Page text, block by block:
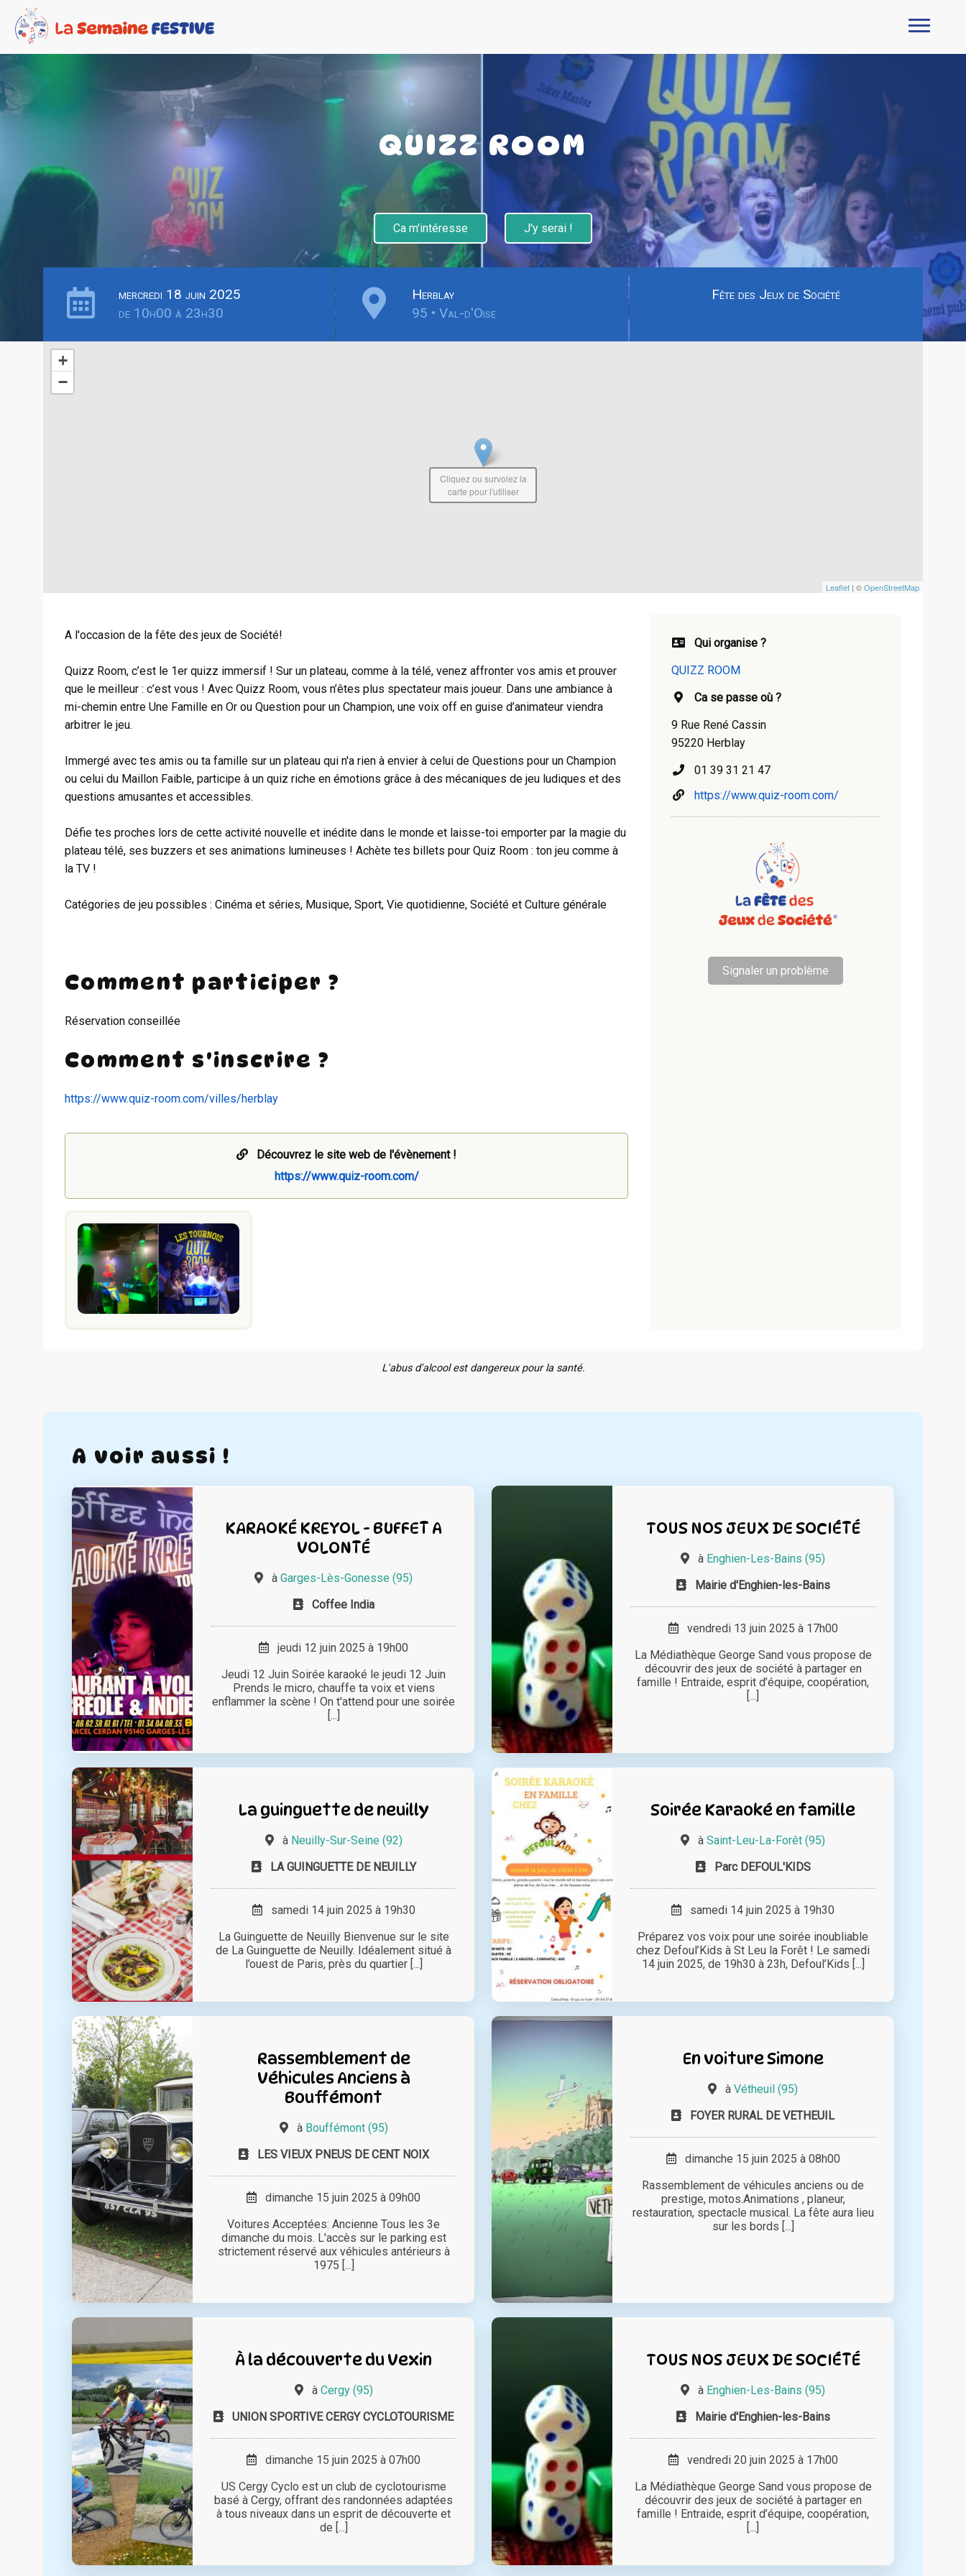
QUIZZ ROOM
Ca m'intéresse J'y serai !
mercredi 18 juin 2025
de 10h00 à 23h30
Herblay
95 • Val-d'Oise
Fête des Jeux de Société
+
−
Leaflet | ©OpenStreetMap
Cliquez ou survolez la
carte pour l'utiliser
A l'occasion de la fête des jeux de Société!
Quizz Room, c’est le 1er quizz immersif ! Sur un plateau, comme à la télé, venez affronter vos amis et prouver
que le meilleur : c’est vous ! Avec Quizz Room, vous n’êtes plus spectateur mais joueur. Dans une ambiance à
mi-chemin entre Une Famille en Or ou Question pour un Champion, une voix off en guise d’animateur viendra
arbitrer le jeu.
Immergé avec tes amis ou ta famille sur un plateau qui n'a rien à envier à celui de Questions pour un Champion
ou celui du Maillon Faible, participe à un quiz riche en émotions grâce à des mécaniques de jeu ludiques et des
questions amusantes et accessibles.
Défie tes proches lors de cette activité nouvelle et inédite dans le monde et laisse-toi emporter par la magie du
plateau télé, ses buzzers et ses animations lumineuses ! Achète tes billets pour Quiz Room : ton jeu comme à
la TV !
Catégories de jeu possibles : Cinéma et séries, Musique, Sport, Vie quotidienne, Société et Culture générale
Comment participer ?
Réservation conseillée
Comment s'inscrire ?
https://www.quiz-room.com/villes/herblay
Découvrez le site web de l'évènement !
https://www.quiz-room.com/
Qui organise ?
QUIZZ ROOM
Ca se passe où ?
9 Rue René Cassin
95220 Herblay
01 39 31 21 47
https://www.quiz-room.com/
Signaler un problème
L'abus d'alcool est dangereux pour la santé.
A voir aussi !
KARAOKÉ KREYOL - BUFFET A
VOLONTÉ
àGarges-Lès-Gonesse (95)
Coffee India
jeudi 12 juin 2025 à 19h00
Jeudi 12 Juin Soirée karaoké le jeudi 12 Juin
Prends le micro, chauffe ta voix et viens
enflammer la scène ! On t'attend pour une soirée
[...]
TOUS NOS JEUX DE SOCIÉTÉ
à Enghien-Les-Bains (95)
Mairie d'Enghien-les-Bains
vendredi 13 juin 2025 à 17h00
La Médiathèque George Sand vous propose de
découvrir des jeux de société à partager en
famille ! Entraide, esprit d’équipe, coopération,
[...]
La guinguette de neuilly
à Neuilly-Sur-Seine (92)
LA GUINGUETTE DE NEUILLY
samedi 14 juin 2025 à 19h30
La Guinguette de Neuilly Bienvenue sur le site
de La Guinguette de Neuilly. Idéalement situé à
l’ouest de Paris, près du quartier [...]
Soirée Karaoké en famille
àSaint-Leu-La-Forêt (95)
Parc DEFOUL'KIDS
samedi 14 juin 2025 à 19h30
Préparez vos voix pour une soirée inoubliable
chez Defoul’Kids à St Leu la Forêt ! Le samedi
14 juin 2025, de 19h30 à 23h, Defoul’Kids [...]
Rassemblement de
Véhicules Anciens à
Bouffémont
à Bouffémont (95)
LES VIEUX PNEUS DE CENT NOIX
dimanche 15 juin 2025 à 09h00
Voitures Acceptées: Ancienne Tous les 3e
dimanche du mois. L'accès sur le parking est
strictement réservé aux véhicules antérieurs à
1975 [...]
En voiture Simone
àVétheuil (95)
FOYER RURAL DE VETHEUIL
dimanche 15 juin 2025 à 08h00
Rassemblement de véhicules anciens ou de
prestige, motos.Animations , planeur,
restauration, spectacle musical. La fête aura lieu
sur les bords [...]
À la découverte du Vexin
à Cergy (95)
UNION SPORTIVE CERGY CYCLOTOURISME
dimanche 15 juin 2025 à 07h00
US Cergy Cyclo est un club de cyclotourisme
basé à Cergy, offrant des randonnées adaptées
à tous niveaux dans un esprit de découverte et
de [...]
TOUS NOS JEUX DE SOCIÉTÉ
à Enghien-Les-Bains (95)
Mairie d'Enghien-les-Bains
vendredi 20 juin 2025 à 17h00
La Médiathèque George Sand vous propose de
découvrir des jeux de société à partager en
famille ! Entraide, esprit d’équipe, coopération,
[...]